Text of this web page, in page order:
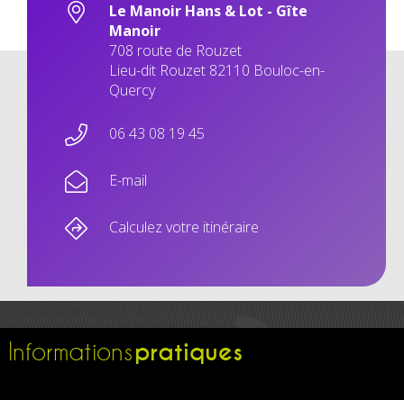
Le Manoir Hans & Lot - Gîte
Manoir
708 route de Rouzet
Lieu-dit Rouzet 82110 Bouloc-en-
Quercy
06 43 08 19 45
E-mail
Calculez votre itinéraire
Informationspratiques